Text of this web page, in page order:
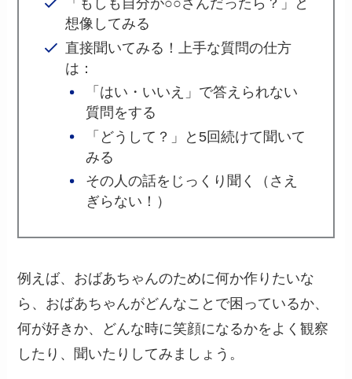
「もしも自分が○○さんだったら？」と
想像してみる
直接聞いてみる！上手な質問の仕方
は：
「はい・いいえ」で答えられない
質問をする
「どうして？」と5回続けて聞いて
みる
その人の話をじっくり聞く（さえ
ぎらない！）
例えば、おばあちゃんのために何か作りたいな
ら、おばあちゃんがどんなことで困っているか、
何が好きか、どんな時に笑顔になるかをよく観察
したり、聞いたりしてみましょう。